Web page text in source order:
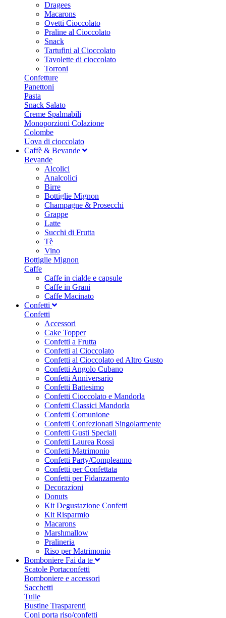
Dragees
Macarons
Ovetti Cioccolato
Praline al Cioccolato
Snack
Tartufini al Cioccolato
Tavolette di cioccolato
Torroni
Confetture
Panettoni
Pasta
Snack Salato
Creme Spalmabili
Monoporzioni Colazione
Colombe
Uova di cioccolato
Caffè & Bevande
Bevande
Alcolici
Analcolici
Birre
Bottiglie Mignon
Champagne & Prosecchi
Grappe
Latte
Succhi di Frutta
Tè
Vino
Bottiglie Mignon
Caffe
Caffe in cialde e capsule
Caffe in Grani
Caffe Macinato
Confetti
Confetti
Accessori
Cake Topper
Confetti a Frutta
Confetti al Cioccolato
Confetti al Cioccolato ed Altro Gusto
Confetti Angolo Cubano
Confetti Anniversario
Confetti Battesimo
Confetti Cioccolato e Mandorla
Confetti Classici Mandorla
Confetti Comunione
Confetti Confezionati Singolarmente
Confetti Gusti Speciali
Confetti Laurea Rossi
Confetti Matrimonio
Confetti Party/Compleanno
Confetti per Confettata
Confetti per Fidanzamento
Decorazioni
Donuts
Kit Degustazione Confetti
Kit Risparmio
Macarons
Marshmallow
Pralineria
Riso per Matrimonio
Bomboniere Fai da te
Scatole Portaconfetti
Bomboniere e accessori
Sacchetti
Tulle
Bustine Trasparenti
Coni porta riso/confetti